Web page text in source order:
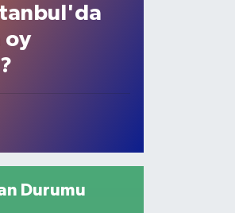
oy
Durumu